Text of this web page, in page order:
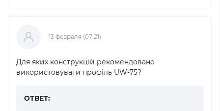
13 февраля (07:21)
Для яких конструкцій рекомендовано
використовувати профіль UW-75?
ОТВЕТ: